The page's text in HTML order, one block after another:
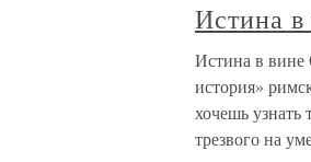
Истина в
Истина в вине
история»
хочешь узнать
трезвого на